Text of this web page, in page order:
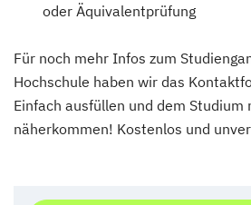
oder Äquivalentprüfung
Für noch mehr Infos zum
Hochschule haben wir das
Einfach ausfüllen und dem Studium
näherkommen! Kostenlos und